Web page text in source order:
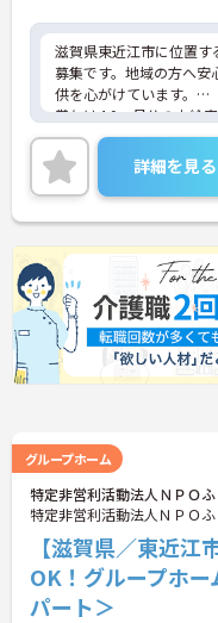
滋賀県東近江市に位置
募集です。地域の方へ
供を心がけています。
賞与は4.0ヶ月分の支給
と評価される職場です
あり、子育て世代の方も
す。
ご興味のある方には、
に詳細をお話しいたし
さい！
詳細を見る
グループホーム
特定非営利活動法人ＮＰＯ
特定非営利活動法人ＮＰＯ
【滋賀県／東近
OK！グループホ
パート＞